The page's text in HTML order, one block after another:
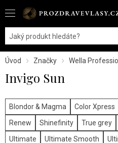
Úvod Značky Wella
Invigo Sun
Blondor & Magma Color Xpress
Renew
Shinefinity True grey
Ultimate
Ultimate Smooth